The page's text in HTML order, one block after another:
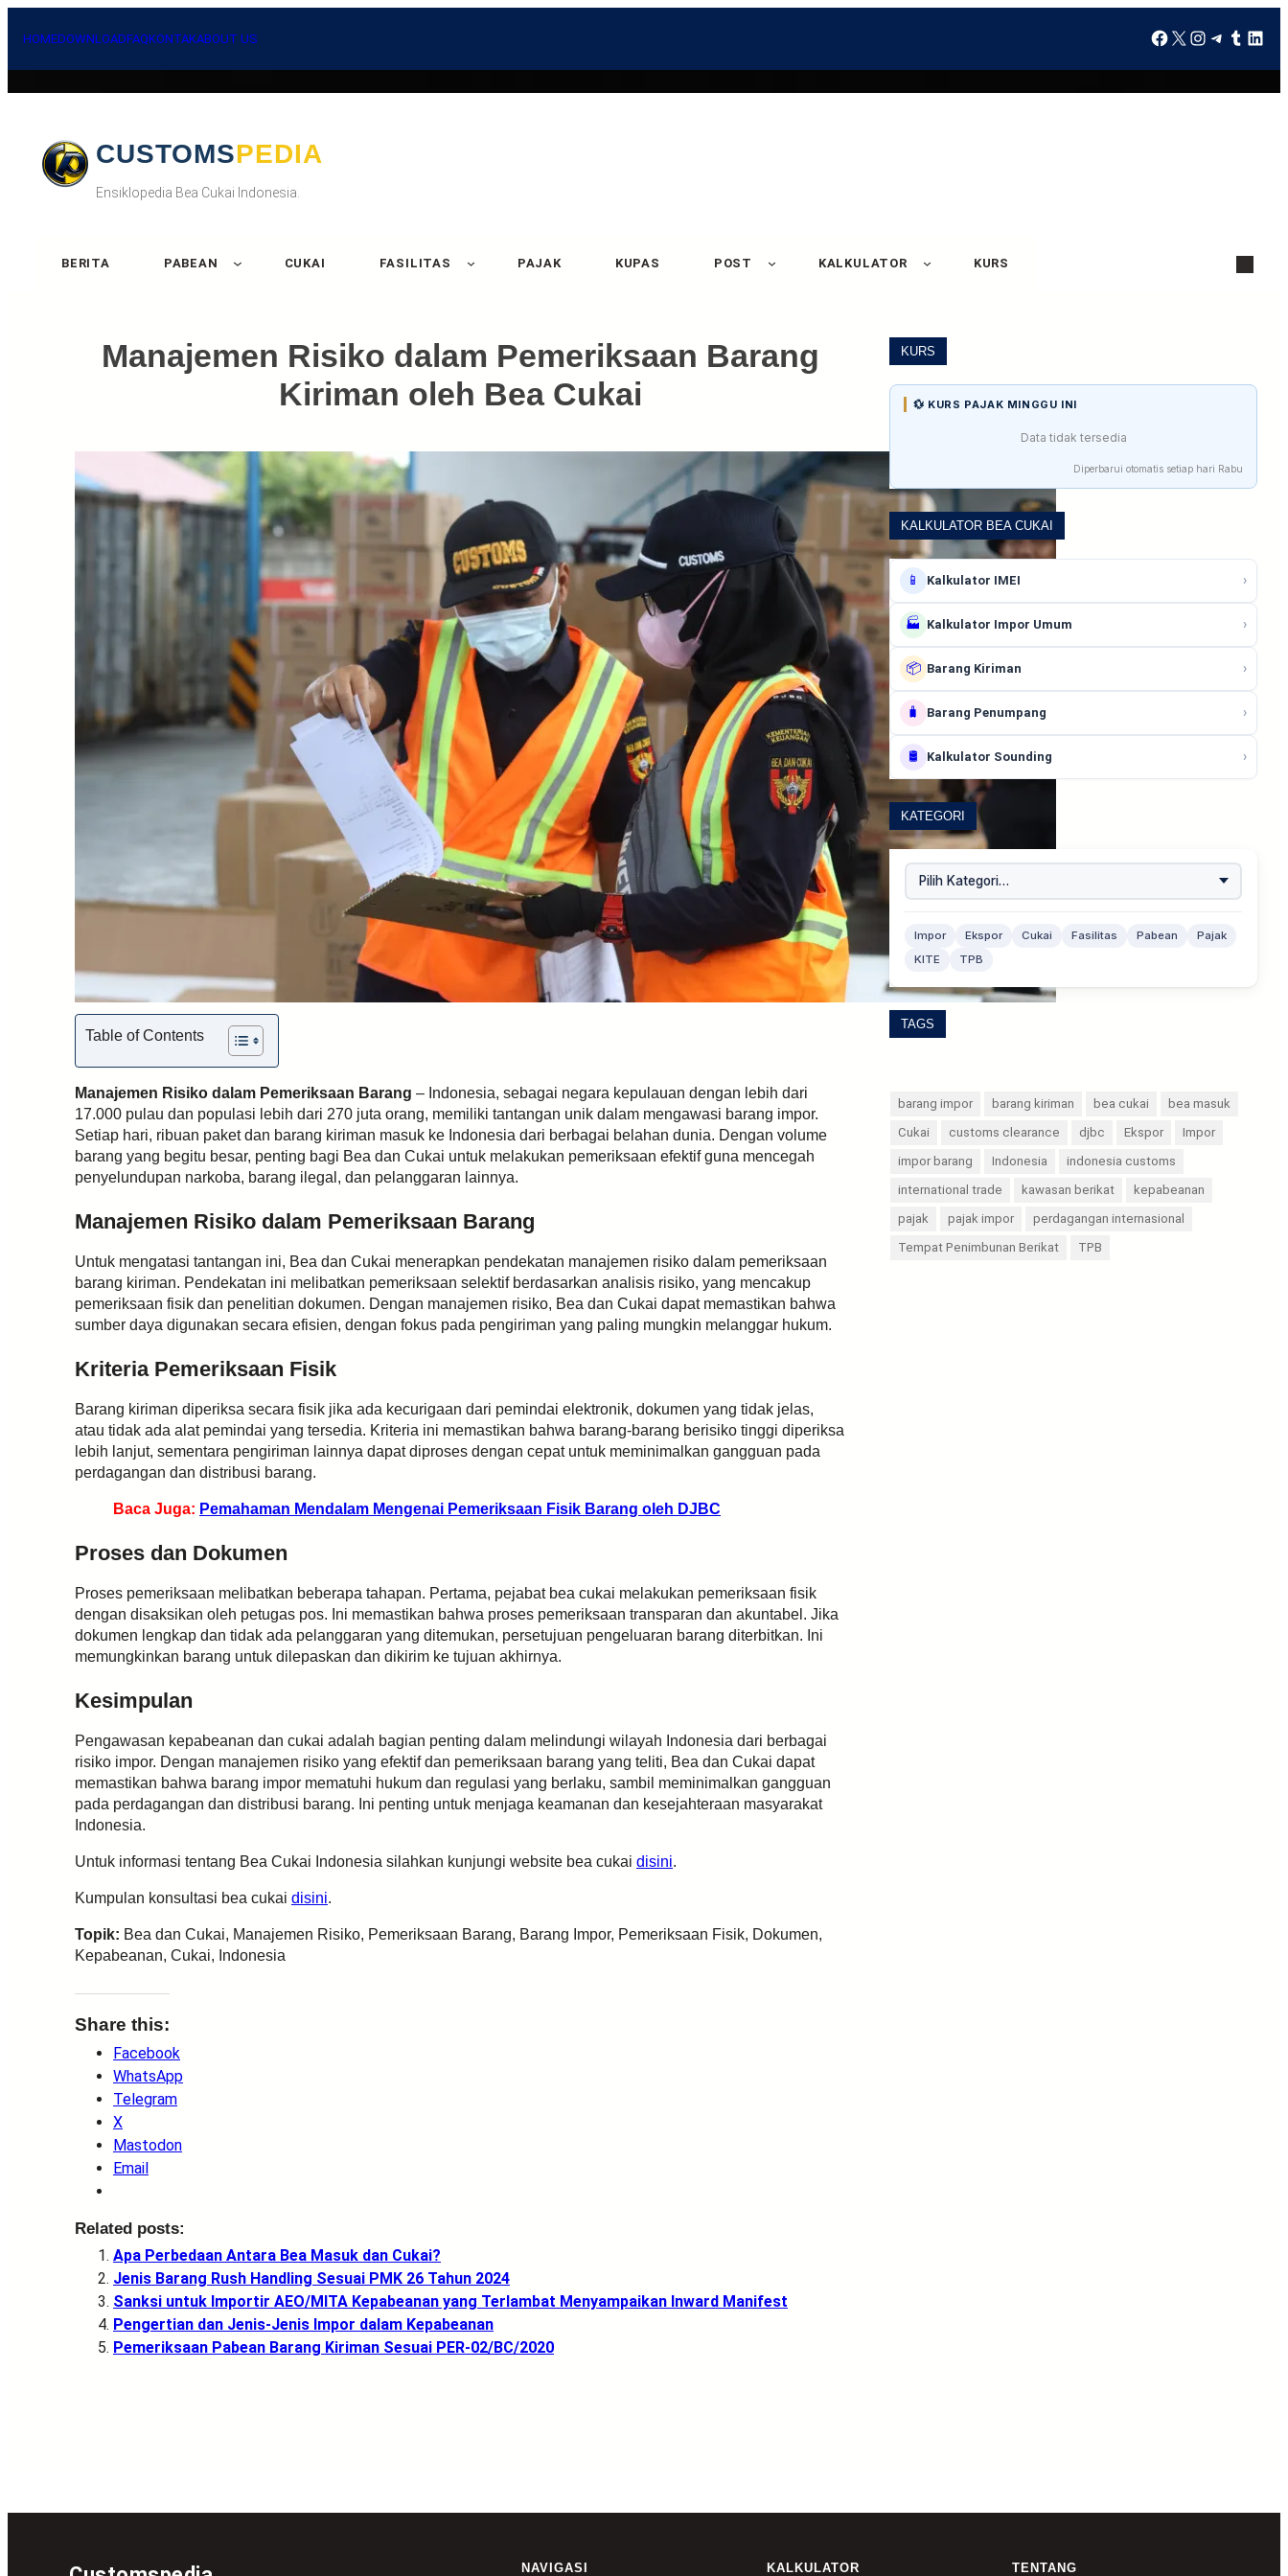
HOMEDOWNLOADFAQKONTAKABOUT US
CUSTOMSPEDIA
Ensiklopedia Bea Cukai Indonesia.
BERITA PABEAN CUKAI FASILITAS PAJAK KUPAS POST KALKULATOR KURS
Manajemen Risiko dalam Pemeriksaan Barang
Kiriman oleh Bea Cukai
Table of Contents
Manajemen Risiko dalam Pemeriksaan Barang – Indonesia, sebagai negara kepulauan dengan lebih dari
17.000 pulau dan populasi lebih dari 270 juta orang, memiliki tantangan unik dalam mengawasi barang impor.
Setiap hari, ribuan paket dan barang kiriman masuk ke Indonesia dari berbagai belahan dunia. Dengan volume
barang yang begitu besar, penting bagi Bea dan Cukai untuk melakukan pemeriksaan efektif guna mencegah
penyelundupan narkoba, barang ilegal, dan pelanggaran lainnya.
Manajemen Risiko dalam Pemeriksaan Barang
Untuk mengatasi tantangan ini, Bea dan Cukai menerapkan pendekatan manajemen risiko dalam pemeriksaan
barang kiriman. Pendekatan ini melibatkan pemeriksaan selektif berdasarkan analisis risiko, yang mencakup
pemeriksaan fisik dan penelitian dokumen. Dengan manajemen risiko, Bea dan Cukai dapat memastikan bahwa
sumber daya digunakan secara efisien, dengan fokus pada pengiriman yang paling mungkin melanggar hukum.
Kriteria Pemeriksaan Fisik
Barang kiriman diperiksa secara fisik jika ada kecurigaan dari pemindai elektronik, dokumen yang tidak jelas,
atau tidak ada alat pemindai yang tersedia. Kriteria ini memastikan bahwa barang-barang berisiko tinggi diperiksa
lebih lanjut, sementara pengiriman lainnya dapat diproses dengan cepat untuk meminimalkan gangguan pada
perdagangan dan distribusi barang.
Baca Juga: Pemahaman Mendalam Mengenai Pemeriksaan Fisik Barang oleh DJBC
Proses dan Dokumen
Proses pemeriksaan melibatkan beberapa tahapan. Pertama, pejabat bea cukai melakukan pemeriksaan fisik
dengan disaksikan oleh petugas pos. Ini memastikan bahwa proses pemeriksaan transparan dan akuntabel. Jika
dokumen lengkap dan tidak ada pelanggaran yang ditemukan, persetujuan pengeluaran barang diterbitkan. Ini
memungkinkan barang untuk dilepaskan dan dikirim ke tujuan akhirnya.
Kesimpulan
Pengawasan kepabeanan dan cukai adalah bagian penting dalam melindungi wilayah Indonesia dari berbagai
risiko impor. Dengan manajemen risiko yang efektif dan pemeriksaan barang yang teliti, Bea dan Cukai dapat
memastikan bahwa barang impor mematuhi hukum dan regulasi yang berlaku, sambil meminimalkan gangguan
pada perdagangan dan distribusi barang. Ini penting untuk menjaga keamanan dan kesejahteraan masyarakat
Indonesia.
Untuk informasi tentang Bea Cukai Indonesia silahkan kunjungi website bea cukai disini.
Kumpulan konsultasi bea cukai disini.
Topik: Bea dan Cukai, Manajemen Risiko, Pemeriksaan Barang, Barang Impor, Pemeriksaan Fisik, Dokumen,
Kepabeanan, Cukai, Indonesia
Share this:
Facebook
WhatsApp
Telegram
X
Mastodon
Email
Related posts:
Apa Perbedaan Antara Bea Masuk dan Cukai?
Jenis Barang Rush Handling Sesuai PMK 26 Tahun 2024
Sanksi untuk Importir AEO/MITA Kepabeanan yang Terlambat Menyampaikan Inward Manifest
Pengertian dan Jenis-Jenis Impor dalam Kepabeanan
Pemeriksaan Pabean Barang Kiriman Sesuai PER-02/BC/2020
KURS
💱 KURS PAJAK MINGGU INI
Data tidak tersedia
Diperbarui otomatis setiap hari Rabu
KALKULATOR BEA CUKAI
📱 Kalkulator IMEI ›
🏭 Kalkulator Impor Umum ›
📦 Barang Kiriman ›
🧳 Barang Penumpang ›
🛢️ Kalkulator Sounding ›
KATEGORI
Impor Ekspor Cukai Fasilitas Pabean
Pajak
KITE
TPB
TAGS
barang impor barang kiriman bea cukai
bea masuk
Cukai
customs clearance djbc Ekspor
Impor
impor barang
Indonesia
indonesia customs
international trade
kawasan berikat
kepabeanan
pajak
pajak impor
perdagangan internasional
Tempat Penimbunan Berikat
TPB
NAVIGASI KALKULATOR TENTANG